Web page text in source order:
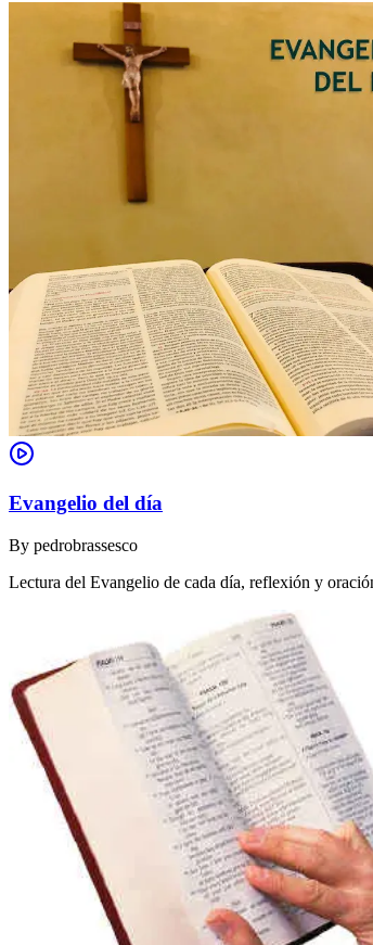
Evangelio del día
By pedrobrassesco
Lectura del Evangelio de cada día, reflexión y